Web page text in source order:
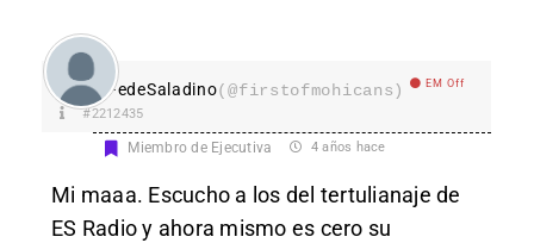
FedeSaladino(@firstofmohicans) EM Off
#2212435
Miembro de Ejecutiva 4 años hace
Mi maaa. Escucho a los del tertulianaje de
ES Radio y ahora mismo es cero su